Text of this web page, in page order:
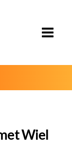
Wiel